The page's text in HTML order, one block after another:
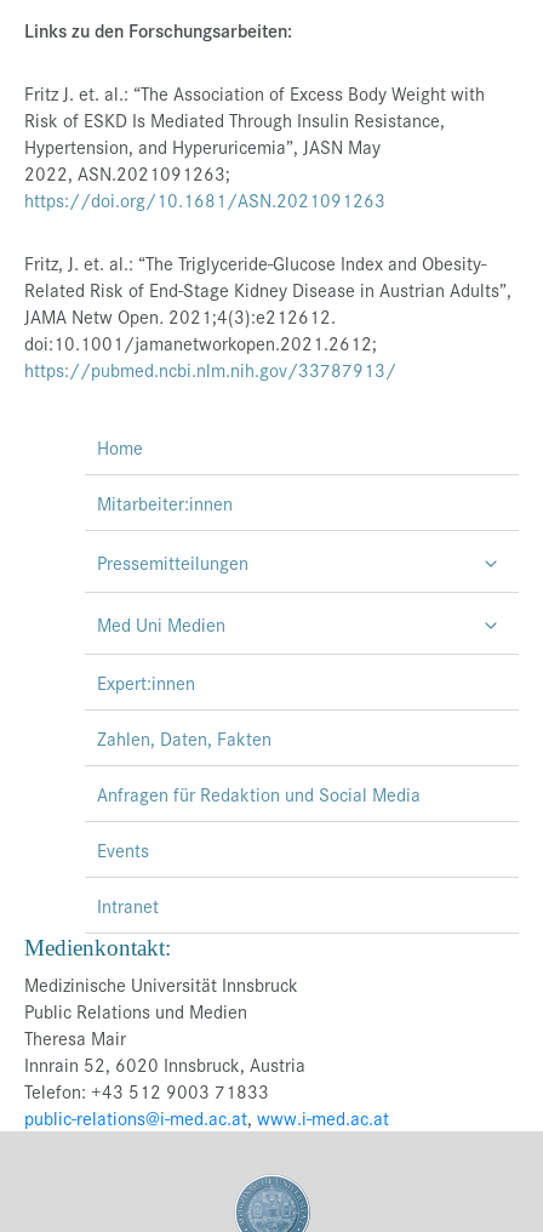
Links zu den Forschungsarbeiten:
Fritz J. et. al.: “The Association of Excess Body Weight with
Risk of ESKD Is Mediated Through Insulin Resistance,
Hypertension, and Hyperuricemia”, JASN May
2022, ASN.2021091263;
https://doi.org/10.1681/ASN.2021091263
Fritz, J. et. al.: “The Triglyceride-Glucose Index and Obesity-
Related Risk of End-Stage Kidney Disease in Austrian Adults”,
JAMA Netw Open. 2021;4(3):e212612.
doi:10.1001/jamanetworkopen.2021.2612;
https://pubmed.ncbi.nlm.nih.gov/33787913/
Home
Mitarbeiter:innen
Pressemitteilungen
Med Uni Medien
Expert:innen
Zahlen, Daten, Fakten
Anfragen für Redaktion und Social Media
Events
Intranet
Medienkontakt:
Medizinische Universität Innsbruck
Public Relations und Medien
Theresa Mair
Innrain 52, 6020 Innsbruck, Austria
Telefon: +43 512 9003 71833
public-relations@i-med.ac.at, www.i-med.ac.at